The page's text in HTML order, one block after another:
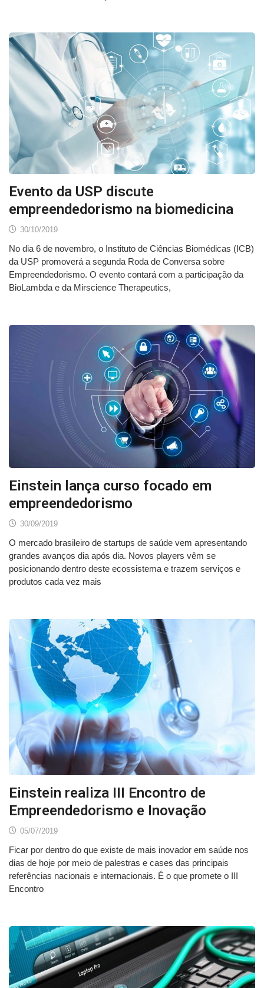
Evento da USP discute
empreendedorismo na biomedicina
30/10/2019
No dia 6 de novembro, o Instituto de Ciências Biomédicas (ICB)
da USP promoverá a segunda Roda de Conversa sobre
Empreendedorismo. O evento contará com a participação da
BioLambda e da Mirscience Therapeutics,
Einstein lança curso focado em
empreendedorismo
30/09/2019
O mercado brasileiro de startups de saúde vem apresentando
grandes avanços dia após dia. Novos players vêm se
posicionando dentro deste ecossistema e trazem serviços e
produtos cada vez mais
Einstein realiza III Encontro de
Empreendedorismo e Inovação
05/07/2019
Ficar por dentro do que existe de mais inovador em saúde nos
dias de hoje por meio de palestras e cases das principais
referências nacionais e internacionais. É o que promete o III
Encontro